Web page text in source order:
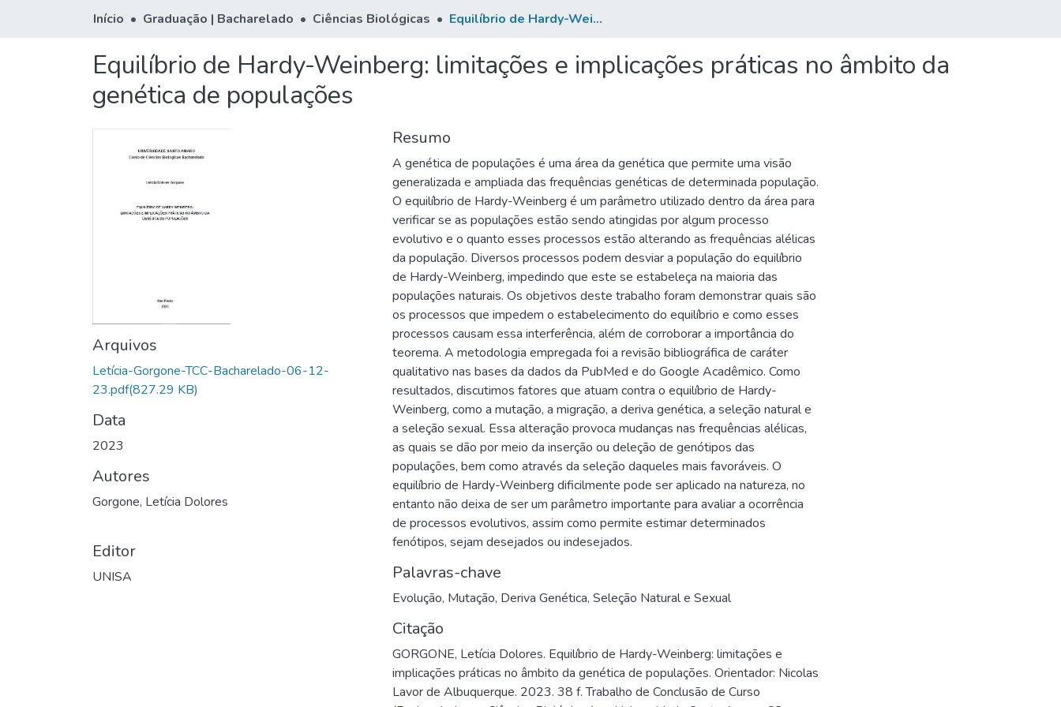
Início Graduação | Bacharelado Ciências Biológicas Equilíbrio de Hardy-Weinberg: limitações e implicações práticas no âmbito da genética de populações
Equilíbrio de Hardy-Weinberg: limitações e implicações práticas no âmbito da
genética de populações
Arquivos
Letícia-Gorgone-TCC-Bacharelado-06-12-
23.pdf(827.29 KB)
Data
2023
Autores
Gorgone, Letícia Dolores
Editor
UNISA
Resumo
A genética de populações é uma área da genética que permite uma visão
generalizada e ampliada das frequências genéticas de determinada população.
O equilíbrio de Hardy-Weinberg é um parâmetro utilizado dentro da área para
verificar se as populações estão sendo atingidas por algum processo
evolutivo e o quanto esses processos estão alterando as frequências alélicas
da população. Diversos processos podem desviar a população do equilíbrio
de Hardy-Weinberg, impedindo que este se estabeleça na maioria das
populações naturais. Os objetivos deste trabalho foram demonstrar quais são
os processos que impedem o estabelecimento do equilíbrio e como esses
processos causam essa interferência, além de corroborar a importância do
teorema. A metodologia empregada foi a revisão bibliográfica de caráter
qualitativo nas bases da dados da PubMed e do Google Acadêmico. Como
resultados, discutimos fatores que atuam contra o equilíbrio de Hardy-
Weinberg, como a mutação, a migração, a deriva genética, a seleção natural e
a seleção sexual. Essa alteração provoca mudanças nas frequências alélicas,
as quais se dão por meio da inserção ou deleção de genótipos das
populações, bem como através da seleção daqueles mais favoráveis. O
equilíbrio de Hardy-Weinberg dificilmente pode ser aplicado na natureza, no
entanto não deixa de ser um parâmetro importante para avaliar a ocorrência
de processos evolutivos, assim como permite estimar determinados
fenótipos, sejam desejados ou indesejados.
Palavras-chave
Evolução, Mutação, Deriva Genética, Seleção Natural e Sexual
Citação
GORGONE, Letícia Dolores. Equilíbrio de Hardy-Weinberg: limitações e
implicações práticas no âmbito da genética de populações. Orientador: Nicolas
Lavor de Albuquerque. 2023. 38 f. Trabalho de Conclusão de Curso